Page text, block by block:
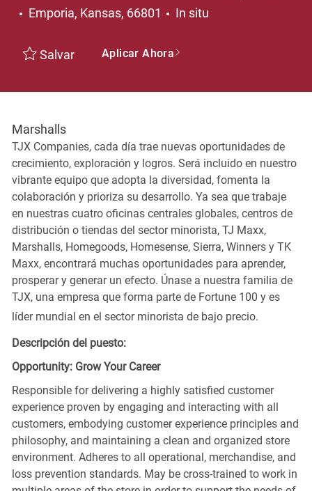
Ubicación
Emporia, Kansas, 66801 In situ
Salvar Aplicar Ahora
Marshalls
TJX Companies, cada día trae nuevas oportunidades de
crecimiento, exploración y logros. Será incluido en nuestro
vibrante equipo que adopta la diversidad, fomenta la
colaboración y prioriza su desarrollo. Ya sea que trabaje
en nuestras cuatro oficinas centrales globales, centros de
distribución o tiendas del sector minorista, TJ Maxx,
Marshalls, Homegoods, Homesense, Sierra, Winners y TK
Maxx, encontrará muchas oportunidades para aprender,
prosperar y generar un efecto. Únase a nuestra familia de
TJX, una empresa que forma parte de Fortune 100 y es
líder mundial en el sector minorista de bajo precio.
Descripción del puesto:
Opportunity: Grow Your Career
Responsible for delivering a highly satisfied customer
experience proven by engaging and interacting with all
customers, embodying customer experience principles and
philosophy, and maintaining a clean and organized store
environment. Adheres to all operational, merchandise, and
loss prevention standards. May be cross-trained to work in